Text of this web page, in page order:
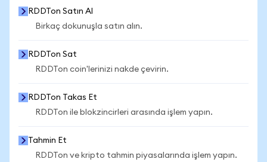
RDDTon Satın Al
Birkaç dokunuşla satın alın.
RDDTon Sat
RDDTon coin'lerinizi nakde çevirin.
RDDTon Takas Et
RDDTon ile blokzincirleri arasında işlem yapın.
Tahmin Et
RDDTon ve kripto tahmin piyasalarında işlem yapın.